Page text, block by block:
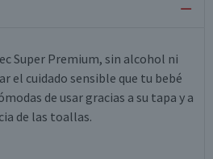
Super Premium, sin alcohol ni
el cuidado sensible que tu bebé
de usar gracias a su tapa y a
de las toallas.